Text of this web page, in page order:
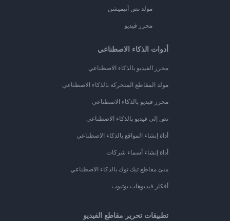
مولد نص أنيميشن
محرر فيديو
أدوات الذكاء الاصطناعي
محرر الفيديو بالذكاء الاصطناعي
مولد المقاطع المتحركة بالذكاء الاصطناعي
محرر فيديو بالذكاء الاصطناعي
نص إلى فيديو بالذكاء الاصطناعي
أداة إنشاء المواقع بالذكاء الاصطناعي
أداة إنشاء أسماء شركات
منئ مقاطع تيك توك بالذكاء الاصطناعي
أفكار فيديوهات يوتيوب
تطبيقات تحرير مقاطع الفيديو